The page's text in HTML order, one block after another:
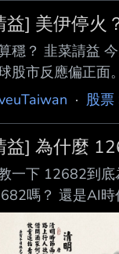
益] 美伊停火
穩？ 韭菜請益
股市反應偏正面
沒什麼題材 所
· 股票
益] 為什麼
一下 12682到底
嗎？ 還是AI時
史 居高思危惹 --